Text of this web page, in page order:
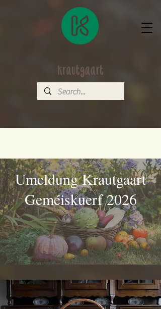
Umeldung Krautgaart
Geméiskuerf 2026